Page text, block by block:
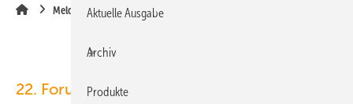
Meldungen
22. Forum Wärmepumpe
Aktuelle Ausgabe
Archiv
Produkte